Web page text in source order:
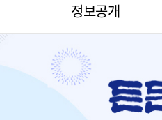
1:1 민원신청
정보공개